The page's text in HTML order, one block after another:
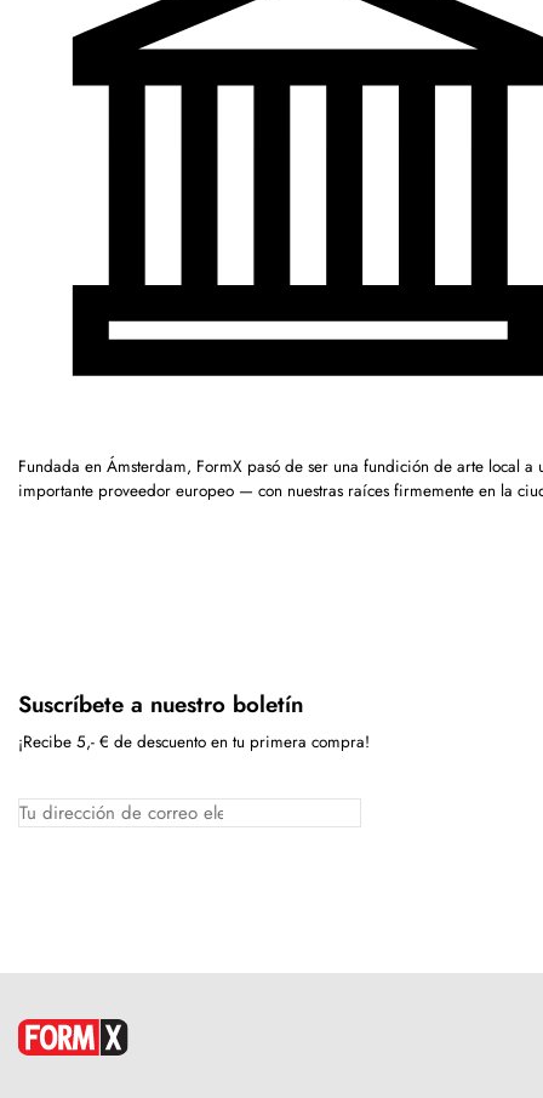
Fundada en Ámsterdam, FormX pasó de ser una fundición de arte local a
importante proveedor europeo — con nuestras raíces firmemente en la
Suscríbete a nuestro boletín
¡Recibe 5,- € de descuento en tu primera compra!